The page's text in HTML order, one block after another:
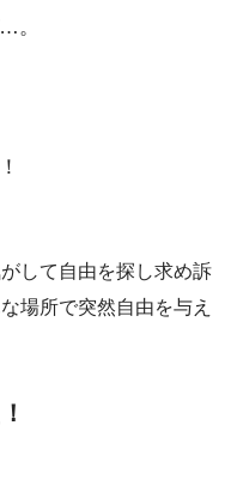
。
して自由を探し求め訴
場所で突然自由を与え